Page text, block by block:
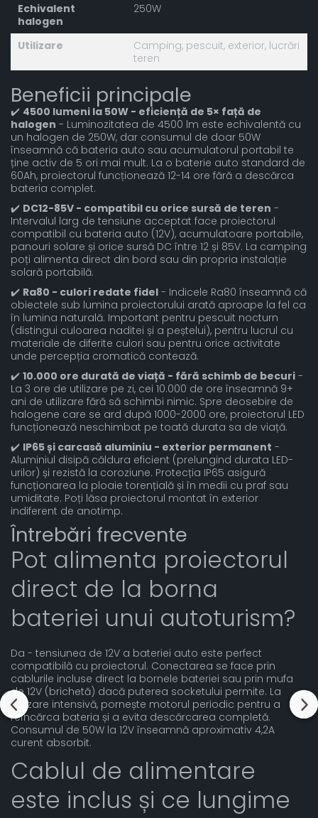
Echivalent
halogen
250W
Utilizare
Camping, pescuit, exterior, lucrări
teren
Beneficii principale
✔️ 4500 lumeni la 50W - eficiență de 5× față de
halogen - Luminozitatea de 4500 lm este echivalentă cu
un halogen de 250W, dar consumul de doar 50W
înseamnă că bateria auto sau acumulatorul portabil te
ține activ de 5 ori mai mult. La o baterie auto standard de
60Ah, proiectorul funcționează 12-14 ore fără a descărca
bateria complet.
✔️ DC12-85V - compatibil cu orice sursă de teren -
Intervalul larg de tensiune acceptat face proiectorul
compatibil cu bateria auto (12V), acumulatoare portabile,
panouri solare și orice sursă DC între 12 și 85V. La camping
poți alimenta direct din bord sau din propria instalație
solară portabilă.
✔️ Ra80 - culori redate fidel - Indicele Ra80 înseamnă că
obiectele sub lumina proiectorului arată aproape la fel ca
în lumina naturală. Important pentru pescuit nocturn
(distingui culoarea naditei și a peștelui), pentru lucrul cu
materiale de diferite culori sau pentru orice activitate
unde percepția cromatică contează.
✔️ 10.000 ore durată de viață - fără schimb de becuri -
La 3 ore de utilizare pe zi, cei 10.000 de ore înseamnă 9+
ani de utilizare fără să schimbi nimic. Spre deosebire de
halogene care se ard după 1000-2000 ore, proiectorul LED
funcționează neschimbat pe toată durata sa de viață.
✔️ IP65 și carcasă aluminiu - exterior permanent -
Aluminiul disipă căldura eficient (prelungind durata LED-
urilor) și rezistă la coroziune. Protecția IP65 asigură
funcționarea la ploaie torențială și în medii cu praf sau
umiditate. Poți lăsa proiectorul montat în exterior
indiferent de anotimp.
Întrebări frecvente
Pot alimenta proiectorul
direct de la borna
bateriei unui autoturism?
Da - tensiunea de 12V a bateriei auto este perfect
compatibilă cu proiectorul. Conectarea se face prin
cablurile incluse direct la bornele bateriei sau prin mufa
de 12V (brichetă) dacă puterea socketului permite. La
utilizare intensivă, pornește motorul periodic pentru a
reîncărca bateria și a evita descărcarea completă.
Consumul de 50W la 12V înseamnă aproximativ 4,2A
curent absorbit.
Cablul de alimentare
este inclus și ce lungime